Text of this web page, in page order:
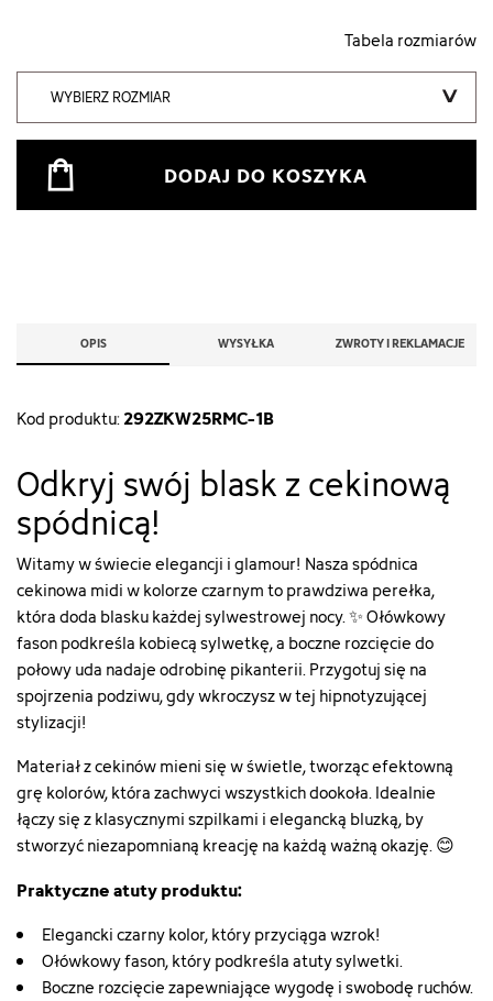
Tabela rozmiarów
WYBIERZ ROZMIAR
DODAJ DO KOSZYKA
OPIS WYSYŁKA ZWROTY I REKLAMACJE
Kod produktu:292ZKW25RMC-1B
Odkryj swój blask z cekinową
spódnicą!
Witamy w świecie elegancji i glamour! Nasza spódnica
cekinowa midi w kolorze czarnym to prawdziwa perełka,
która doda blasku każdej sylwestrowej nocy. ✨ Ołówkowy
fason podkreśla kobiecą sylwetkę, a boczne rozcięcie do
połowy uda nadaje odrobinę pikanterii. Przygotuj się na
spojrzenia podziwu, gdy wkroczysz w tej hipnotyzującej
stylizacji!
Materiał z cekinów mieni się w świetle, tworząc efektowną
grę kolorów, która zachwyci wszystkich dookoła. Idealnie
łączy się z klasycznymi szpilkami i elegancką bluzką, by
stworzyć niezapomnianą kreację na każdą ważną okazję. 😊
Praktyczne atuty produktu:
Elegancki czarny kolor, który przyciąga wzrok!
Ołówkowy fason, który podkreśla atuty sylwetki.
Boczne rozcięcie zapewniające wygodę i swobodę ruchów.